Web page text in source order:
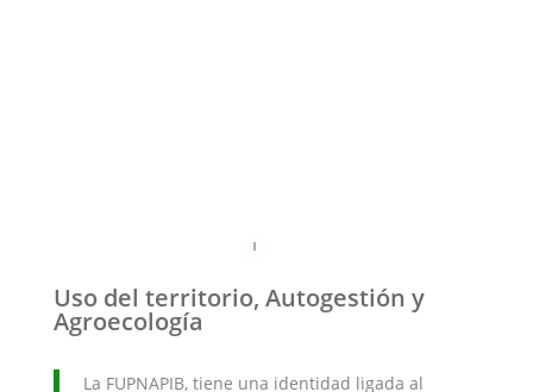
Uso del territorio, Autogestión y
Agroecología
La FUPNAPIB, tiene una identidad ligada al